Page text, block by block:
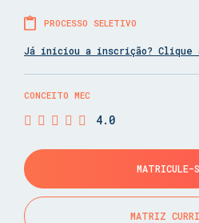
PROCESSO SELETIVO
Já iniciou a inscrição? Clique
CONCEITO MEC
4.0
MATRICULE-
MATRIZ